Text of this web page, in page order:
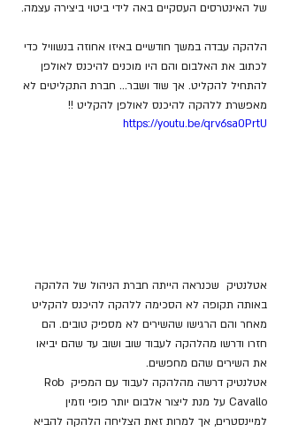
של האינטרסים העסקיים באה לידי ביטוי ביצירה עצמה.
הלהקה עבדה במשך חודשיים באיזו אחוזה בנשוויל כדי
לכתוב את האלבום והם היו מוכנים להיכנס לאולפן
להתחיל להקליט. אך שוד ושבר... חברת התקליטים לא
מאפשרת ללהקה להיכנס לאולפן להקליט !!
https://youtu.be/qrv6sa0PrtU
אטלנטיק  שכנראה הייתה חברת הניהול של הלהקה
באותה תקופה לא הסכימה ללהקה להיכנס להקליט
מאחר והם הרגישו שהשירים לא מספיק טובים. הם
חזרו ודרשו מהלהקה לעבוד שוב ושוב עד שהם יביאו
את השירים שהם מחפשים.
אטלנטיק דרשה מהלהקה לעבוד עם המפיק Rob
Cavallo על מנת ליצור אלבום יותר פופי וזמין
למיינסטרים, אך למרות זאת הצליחה הלהקה להביא